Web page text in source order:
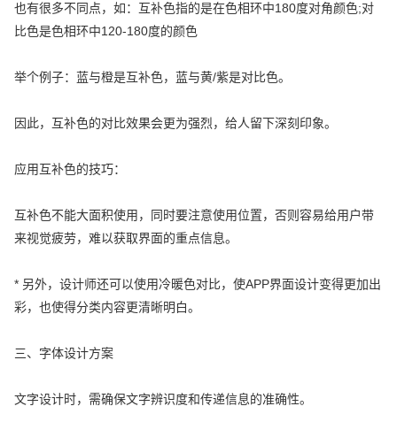
也有很多不同点，如：互补色指的是在色相环中180度对角颜色;对
比色是色相环中120-180度的颜色
举个例子：蓝与橙是互补色，蓝与黄/紫是对比色。
因此，互补色的对比效果会更为强烈，给人留下深刻印象。
应用互补色的技巧：
互补色不能大面积使用，同时要注意使用位置，否则容易给用户带
来视觉疲劳，难以获取界面的重点信息。
* 另外，设计师还可以使用冷暖色对比，使APP界面设计变得更加出
彩，也使得分类内容更清晰明白。
三、字体设计方案
文字设计时，需确保文字辨识度和传递信息的准确性。